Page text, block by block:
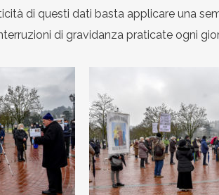
di questi dati basta applicare una
di gravidanza praticate ogni